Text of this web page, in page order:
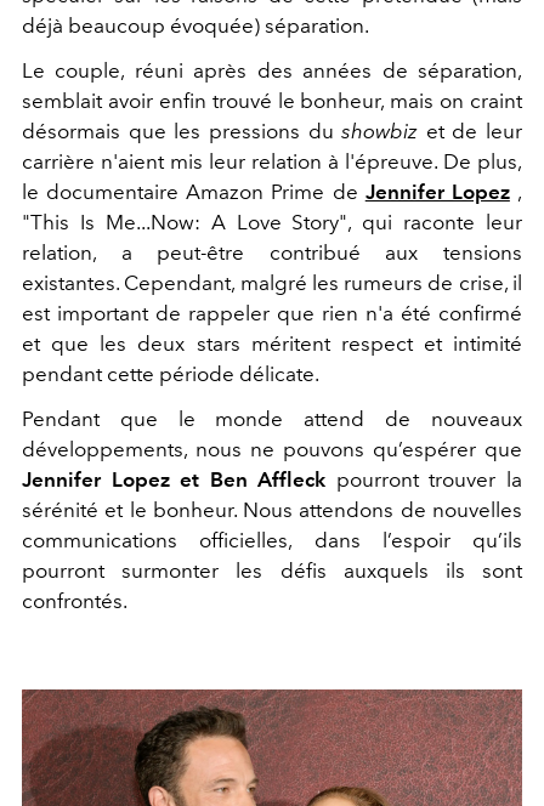
déjà beaucoup évoquée) séparation.
Le couple, réuni après des années de séparation,
semblait avoir enfin trouvé le bonheur, mais on craint
désormais que les pressions dushowbiz et de leur
carrière n'aient mis leur relation à l'épreuve. De plus,
le documentaire Amazon Prime de Jennifer Lopez,
"This Is Me...Now: A Love Story", qui raconte leur
relation, a peut-être contribué aux tensions
existantes. Cependant, malgré les rumeurs de crise, il
est important de rappeler que rien n'a été confirmé
et que les deux stars méritent respect et intimité
pendant cette période délicate.
Pendant que le monde attend de nouveaux
développements, nous ne pouvons qu’espérer que
Jennifer Lopez et Ben Affleck pourront trouver la
sérénité et le bonheur. Nous attendons de nouvelles
communications officielles, dans l’espoir qu’ils
pourront surmonter les défis auxquels ils sont
confrontés.